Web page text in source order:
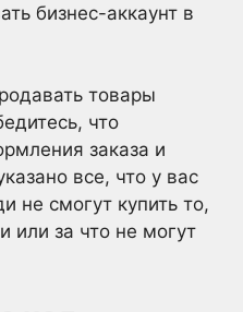
бизнес-аккаунт в
товары
что
заказа и
все, что у вас
не смогут купить то,
или за что не могут